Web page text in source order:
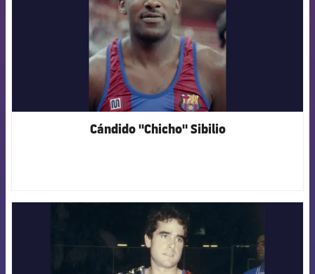
Cándido "Chicho" Sibilio
FCB Barcelona badge